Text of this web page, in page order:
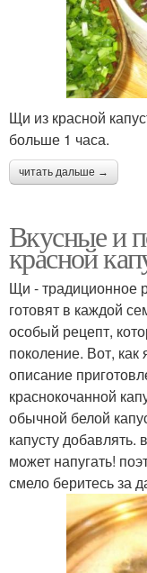
Щи из красной
больше 1 часа.
читать дальше →
Вкусные и
красной
Щи - традиционное
готовят в каждой
особый рецепт,
поколение. Вот,
описание
краснокочанной
обычной белой
капусту добавлять.
может напугать!
смело беритесь за